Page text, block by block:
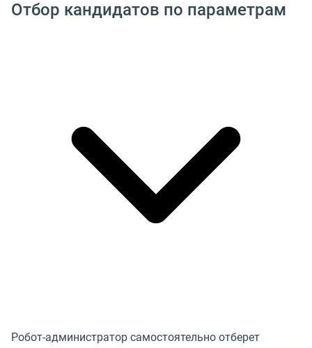
Отбор кандидатов по параметрам
Робот-администратор самостоятельно отберет